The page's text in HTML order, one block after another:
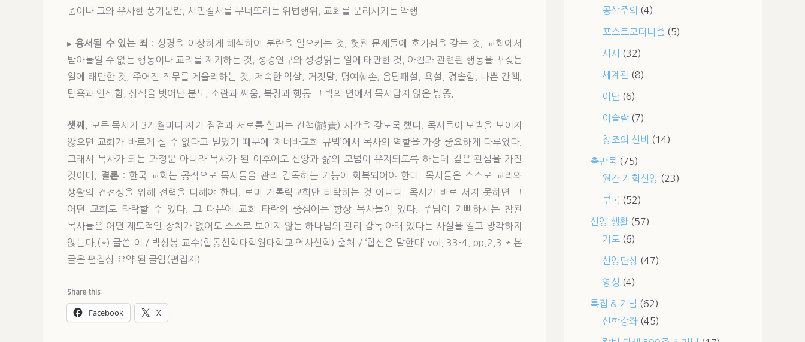
춤이나 그와 유사한 풍기문란, 시민질서를 무너뜨리는 위법행위, 교회를 분리시키는 악행
▸ 용서될 수 있는 죄
: 성경을 이상하게 해석하여 분란을 일으키는 것, 헛된 문제들에 호기심을 갖는 것, 교회에서
받아들일 수 없는 행동이나 교리를 제기하는 것, 성경연구와 성경읽는 일에 태만한 것, 아첨과 관련된 행동을 꾸짖는
일에 태만한 것, 주어진 직무를 게을리하는 것, 저속한 익살, 거짓말, 명예훼손, 음담패설, 욕설. 경솔함, 나쁜 간책,
탐욕과 인색함, 상식을 벗어난 분노, 소란과 싸움, 복장과 행동 그 밖의 면에서 목사답지 않은 방종,
셋째 , 모든 목사가 3개월마다 자기 점검과 서로를 살피는 견책(譴責) 시간을 갖도록 했다. 목사들이 모범을 보이지
않으면 교회가 바르게 설 수 없다고 믿었기 때문에 ‘제네바교회 규범’에서 목사의 역할을 가장 중요하게 다루었다.
그래서 목사가 되는 과정뿐 아니라 목사가 된 이후에도 신앙과 삶의 모범이 유지되도록 하는데 깊은 관심을 가진
것이다.
결론 : 한국 교회는 공적으로 목사들을 관리 감독하는 기능이 회복되어야 한다. 목사들은 스스로 교리와
생활의 건전성을 위해 전력을 다해야 한다. 로마 가톨릭교회만 타락하는 것 아니다. 목사가 바로 서지 못하면 그
어떤 교회도 타락할 수 있다. 그 때문에 교회 타락의 중심에는 항상 목사들이 있다. 주님이 기뻐하시는 참된
목사들은 어떤 제도적인 장치가 없어도 스스로 보이지 않는 하나님의 관리 감독 아래 있다는 사실을 결코 망각하지
않는다.(*) 글쓴 이 / 박상봉 교수(합동신학대학원대학교 역사신학) 출처 / ‘합신은 말한다’ vol. 33-4. pp.2,3 * 본
글은 편집상 요약 된 글임(편집자)
Share this:
Facebook X
공산주의 (4)
포스트모더니즘(5)
시사(32)
세계관(8)
이단(6)
이슬람(7)
창조의 신비 (14)
출판물(75)
월간 개혁신앙(23)
부록(52)
신앙 생활(57)
기도 (6)
신앙단상(47)
영성 (4)
특집 & 기념 (62)
신학강좌(45)